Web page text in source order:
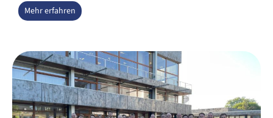
Mehr erfahren